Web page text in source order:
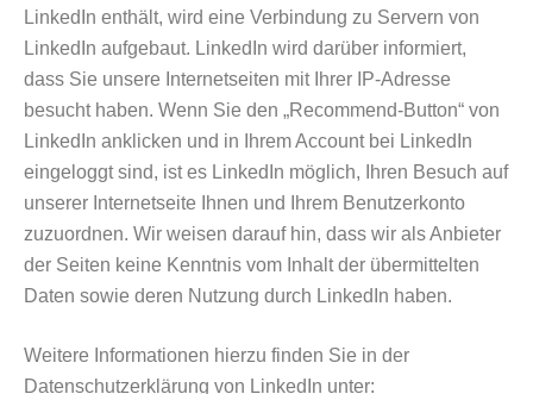
LinkedIn enthält, wird eine Verbindung zu Servern von
LinkedIn aufgebaut. LinkedIn wird darüber informiert,
dass Sie unsere Internetseiten mit Ihrer IP-Adresse
besucht haben. Wenn Sie den „Recommend-Button“ von
LinkedIn anklicken und in Ihrem Account bei LinkedIn
eingeloggt sind, ist es LinkedIn möglich, Ihren Besuch auf
unserer Internetseite Ihnen und Ihrem Benutzerkonto
zuzuordnen. Wir weisen darauf hin, dass wir als Anbieter
der Seiten keine Kenntnis vom Inhalt der übermittelten
Daten sowie deren Nutzung durch LinkedIn haben.
Weitere Informationen hierzu finden Sie in der
Datenschutzerklärung von LinkedIn unter: